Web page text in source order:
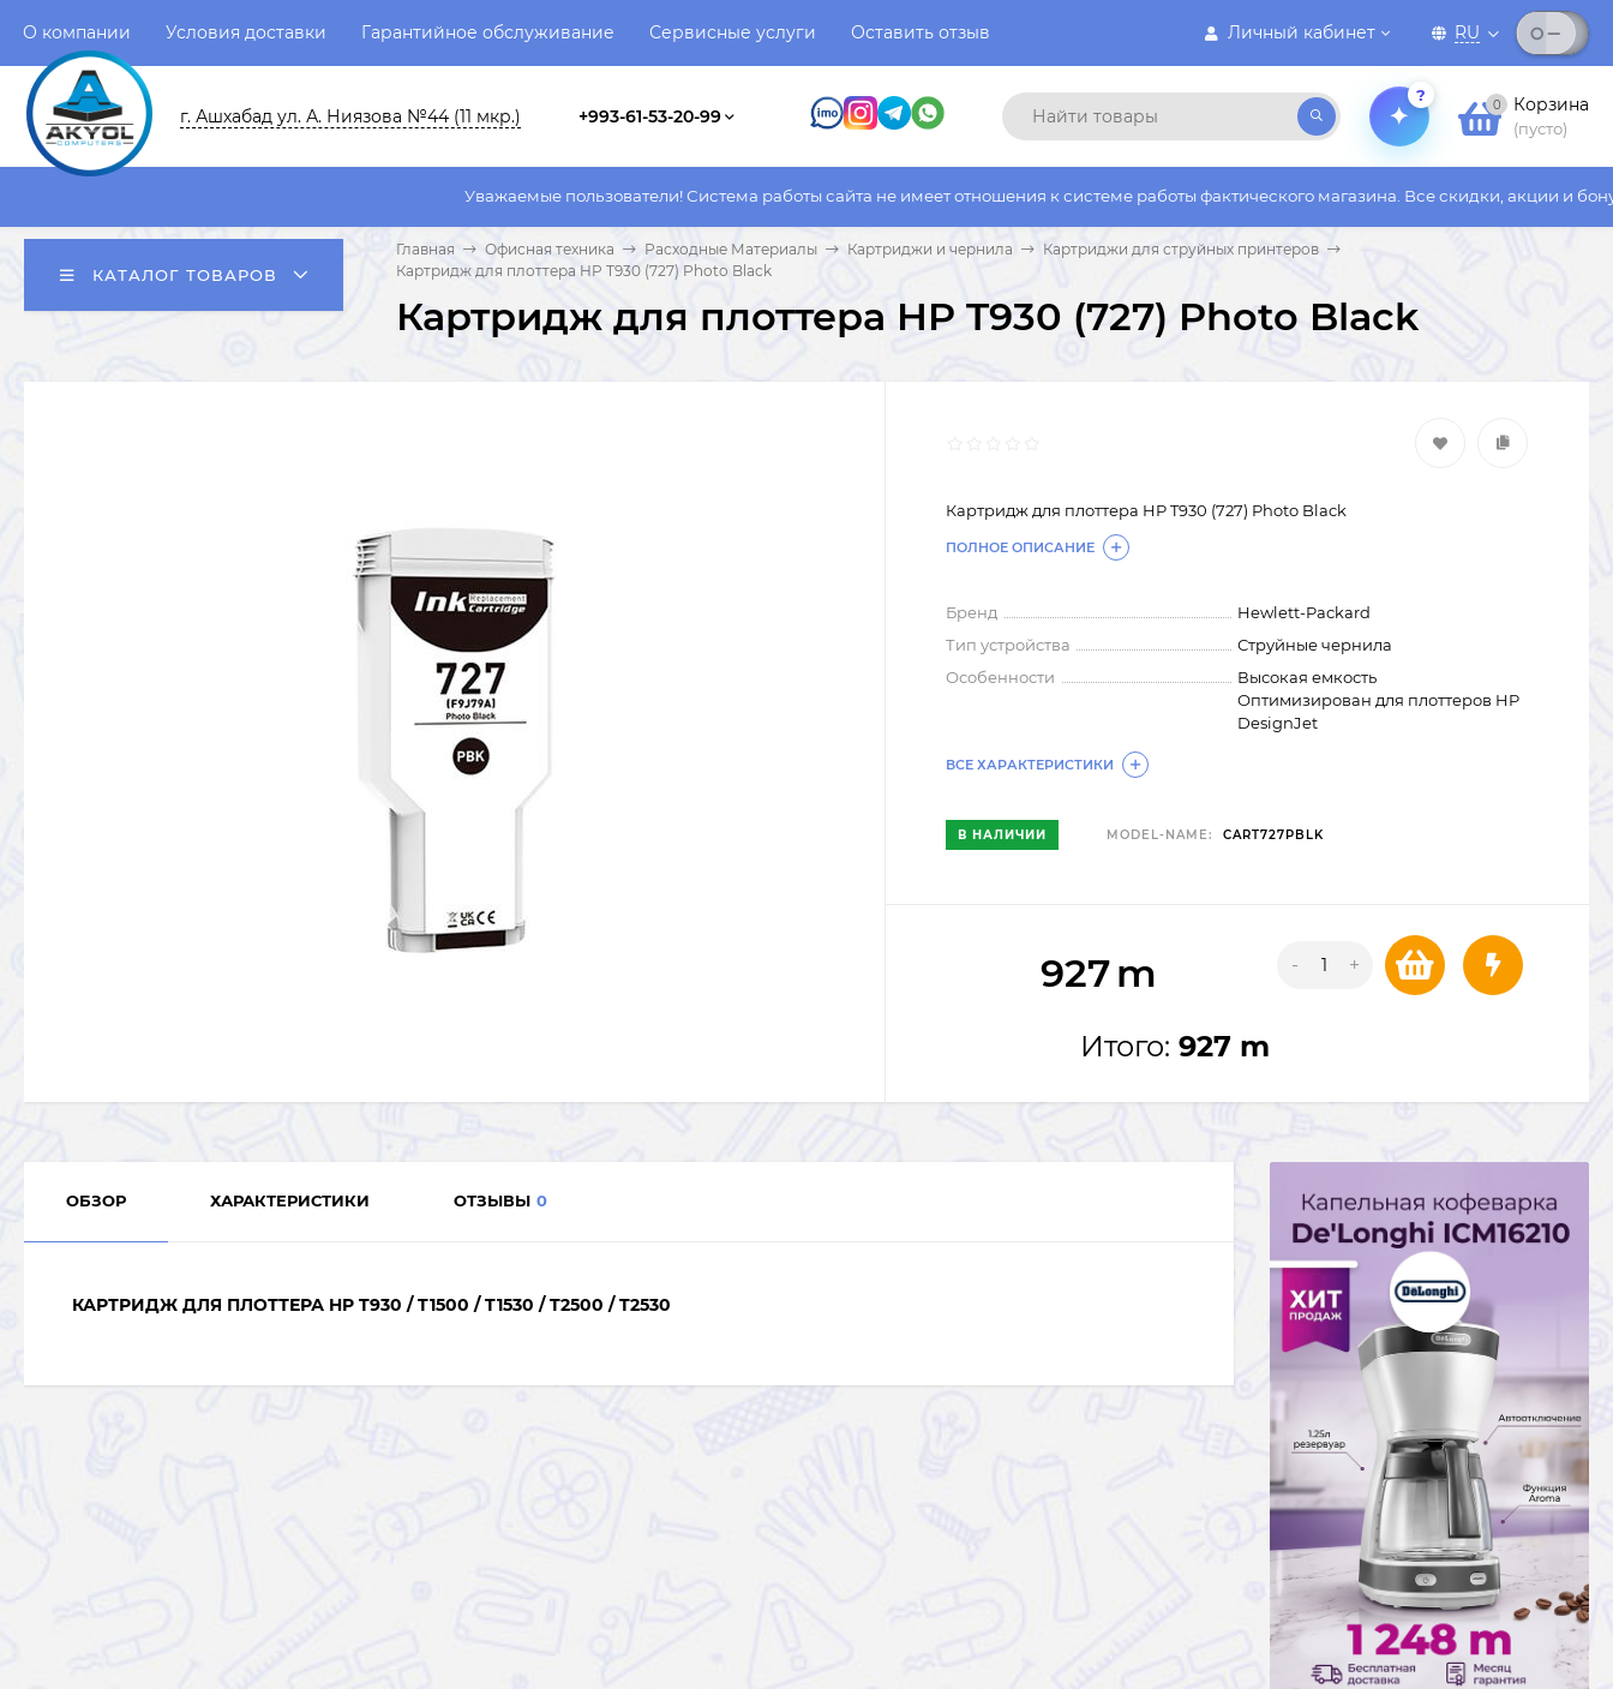
Личный кабинет RU
О компании Условия доставки Гарантийное обслуживание Сервисные услуги Оставить отзыв
г. Ашхабад ул. А. Ниязова №44 (11 мкр.) +993-61-53-20-99
?
0 Корзина
(пусто)
Уважаемые пользователи! Система работы сайта не имеет отношения к системе работы фактического магазина. Все скидки, акции и бонусы
КАТАЛОГ ТОВАРОВ
Главная Офисная техника Расходные Материалы Картриджи и чернила
Картриджи для струйных принтеров
Картридж для плоттера HP T930 (727) Photo Black
Картридж для плоттера HP T930 (727) Photo Black
Картридж для плоттера HP T930 (727) Photo Black
ПОЛНОЕ ОПИСАНИЕ
Бренд
Hewlett-Packard
Тип устройства
Струйные чернила
Особенности
Высокая емкость
Оптимизирован для плоттеров HP
DesignJet
ВСЕ ХАРАКТЕРИСТИКИ
В НАЛИЧИИ MODEL-NAME: CART727PBLK
927m - +
Итого: 927 m
ОБЗОР ХАРАКТЕРИСТИКИ ОТЗЫВЫ 0
КАРТРИДЖ ДЛЯ ПЛОТТЕРА HP T930 / T1500 / T1530 / T2500 / T2530